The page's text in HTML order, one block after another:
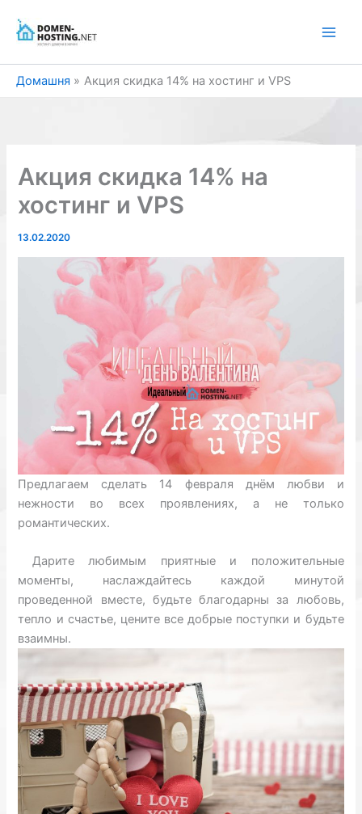
Домашня Акция скидка 14% на хостинг и VPS
Акция скидка 14% на
хостинг и VPS
13.02.2020
Предлагаем сделать 14 февраля днём любви и
нежности во всех проявлениях, а не только
романтических.
Дарите любимым приятные и положительные
моменты, наслаждайтесь каждой минутой
проведенной вместе, будьте благодарны за любовь,
тепло и счастье, цените все добрые поступки и будьте
взаимны.